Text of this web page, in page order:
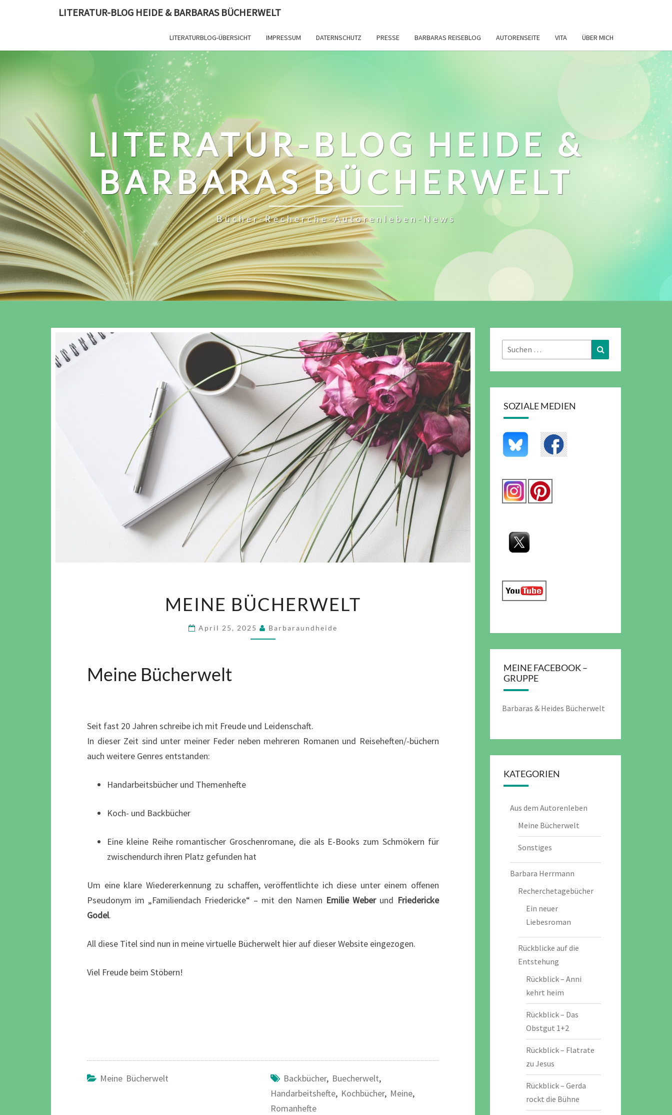
LITERATUR-BLOG HEIDE & BARBARAS BÜCHERWELT
LITERATURBLOG-ÜBERSICHT IMPRESSUM DATERNSCHUTZ PRESSE BARBARAS REISEBLOG AUTORENSEITE VITA ÜBER MICH
LITERATUR-BLOG HEIDE &
BARBARAS BÜCHERWELT
Bücher-Recherche-Autorenleben-News
BÜCHERWELT
MEINE BÜCHERWELT
April 25, 2025 Barbaraundheide
Meine Bücherwelt
Seit fast 20 Jahren schreibe ich mit Freude und Leidenschaft.
In dieser Zeit sind unter meiner Feder neben mehreren Romanen und Reiseheften/-büchern
auch weitere Genres entstanden:
Handarbeitsbücher und Themenhefte
Koch- und Backbücher
Eine kleine Reihe romantischer Groschenromane, die als E-Books zum Schmökern für
zwischendurch ihren Platz gefunden hat
Um eine klare Wiedererkennung zu schaffen, veröffentlichte ich diese unter einem offenen
Pseudonym im „Familiendach Friedericke“ – mit den Namen Emilie Weberund Friedericke
Godel.
All diese Titel sind nun in meine virtuelle Bücherwelt hier auf dieser Website eingezogen.
Viel Freude beim Stöbern!
Meine Bücherwelt Backbücher, Buecherwelt,
Handarbeitshefte, Kochbücher, Meine,
Romanhefte
Suchen
nach:
SOZIALE MEDIEN
MEINE FACEBOOK –
GRUPPE
Barbaras & Heides Bücherwelt
KATEGORIEN
Aus dem Autorenleben
Meine Bücherwelt
Sonstiges
Barbara Herrmann
Recherchetagebücher
Ein neuer
Liebesroman
Rückblicke auf die
Entstehung
Rückblick – Anni
kehrt heim
Rückblick – Das
Obstgut 1+2
Rückblick – Flatrate
zu Jesus
Rückblick – Gerda
rockt die Bühne